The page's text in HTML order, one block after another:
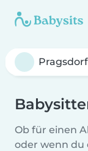
Ob für einen
oder wenn du